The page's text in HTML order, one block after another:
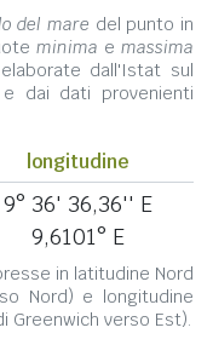
del mare del punto in
minima e massima
dall'Istat sul
dai dati provenienti
longitudine
9° 36' 36,36'' E
9,6101° E
in latitudine Nord
Nord) e longitudine
Greenwich verso Est).